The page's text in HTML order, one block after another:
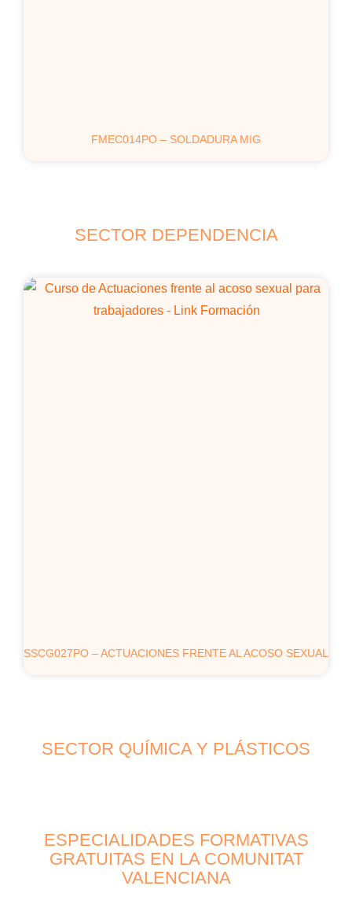
FMEC014PO – SOLDADURA MIG
SECTOR DEPENDENCIA
SSCG027PO – ACTUACIONES FRENTE AL ACOSO SEXUAL
SECTOR QUÍMICA Y PLÁSTICOS
ESPECIALIDADES FORMATIVAS
GRATUITAS EN LA COMUNITAT
VALENCIANA